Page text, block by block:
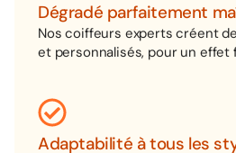
Dégradé parfaitement
Nos coiffeurs experts créent
et personnalisés, pour un effet
Adaptabilité à tous les